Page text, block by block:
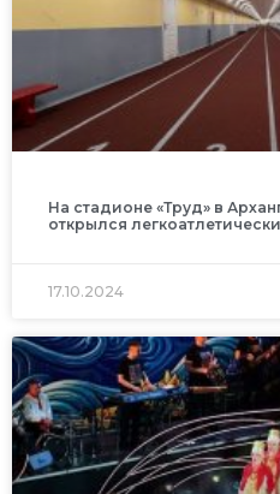
На стадионе «Труд» в
открылся
17.10.2024